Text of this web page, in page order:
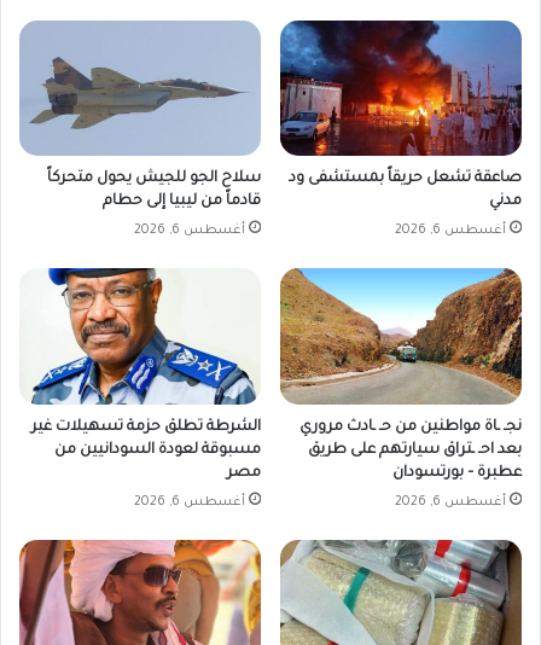
صاعقة تشعل حريقاً بمستشفى ود
مدني
أغسطس 6, 2026
سلاح الجو للجيش يحول متحركاً
قادماً من ليبيا إلى حطام
أغسطس 6, 2026
نجـ ـاة مواطنين من حـ ـادث مروري
بعد احـ ـتراق سيارتهم على طريق
عطبرة – بورتسودان
أغسطس 6, 2026
الشرطة تطلق حزمة تسهيلات غير
مسبوقة لعودة السودانيين من
مصر
أغسطس 6, 2026